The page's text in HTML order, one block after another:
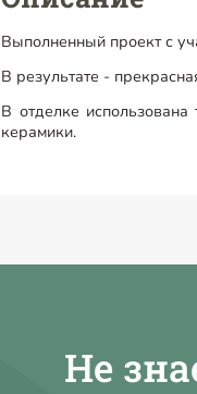
Выполненный проект с
В результате -
В отделке
керамики.
Не